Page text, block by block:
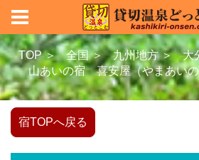
TOP ＞ 全国 ＞ 九州地方 ＞ 大
山あいの宿 喜安屋（やまあい
宿TOPへ戻る